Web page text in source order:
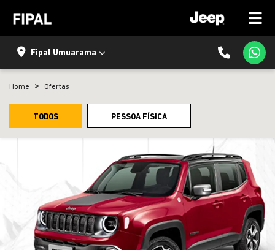
Fipal Umuarama
Home Ofertas
TODOS PESSOA FÍSICA